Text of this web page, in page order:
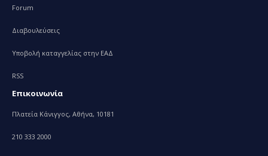
Forum
Διαβουλεύσεις
Υποβολή καταγγελίας στην ΕΑΔ
RSS
Επικοινωνία
Πλατεία Κάνιγγος, Αθήνα, 10181
210 333 2000